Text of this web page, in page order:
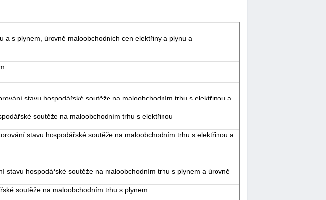
s plynem, úrovně maloobchodních cen elektřiny a plynu a
stavu hospodářské soutěže na maloobchodním trhu s elektřinou a
soutěže na maloobchodním trhu s elektřinou
stavu hospodářské soutěže na maloobchodním trhu s elektřinou a
stavu hospodářské soutěže na maloobchodním trhu s plynem a úrovně
soutěže na maloobchodním trhu s plynem